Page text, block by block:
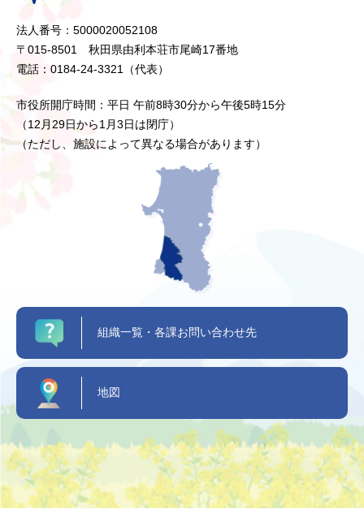
法人番号：5000020052108
〒015-8501 秋田県由利本荘市尾崎17番地
電話：0184-24-3321（代表）
市役所開庁時間：平日 午前8時30分から午後5時15分
（12月29日から1月3日は閉庁）
（ただし、施設によって異なる場合があります）
組織一覧・各課お問い合わせ先
地図